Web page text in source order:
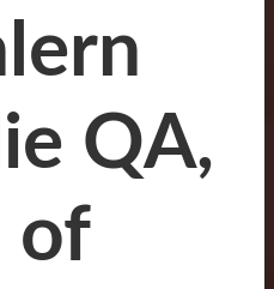
QA,
of